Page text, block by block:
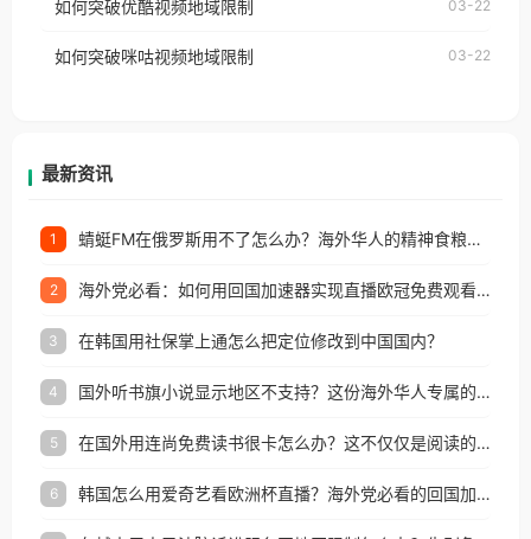
权限制所困扰。
制问题，且仅能在中国大陆地区播放。 遇到这个问题
户收听网易云音乐地区版权限制」的问题，无论人在
如何突破优酷视频地域限制 03-22
如何突破咪咕视频地域限制 03-22
最新资讯
1 蜻蜓FM在俄罗斯用不了怎么办？海外华人的精神食粮补给方案
2 海外党必看：如何用回国加速器实现直播欧冠免费观看？附影视音乐全攻略
3 在韩国用社保掌上通怎么把定位修改到中国国内？
4 国外听书旗小说显示地区不支持？这份海外华人专属的国内内容解锁指南请收好
5 在国外用连尚免费读书很卡怎么办？这不仅仅是阅读的烦恼
6 韩国怎么用爱奇艺看欧洲杯直播？海外党必看的回国加速全攻略